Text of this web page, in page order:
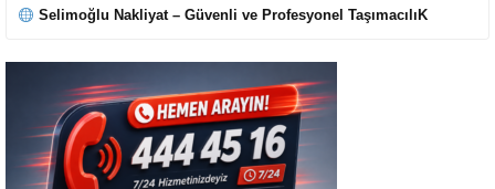
Selimoğlu Nakliyat – Güvenli ve Profesyonel TaşımacılıK